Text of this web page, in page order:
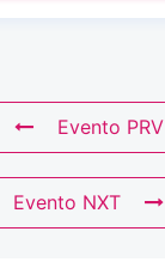
Evento PRV
Evento NXT